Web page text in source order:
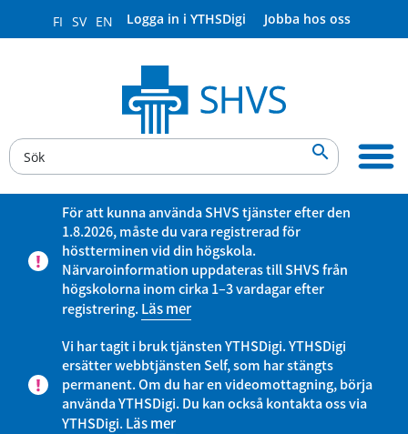
FI SV EN Logga in i YTHSDigi Jobba hos oss

För att kunna använda SHVS tjänster efter den
1.8.2026, måste du vara registrerad för
höstterminen vid din högskola.
Närvaroinformation uppdateras till SHVS från
högskolorna inom cirka 1–3 vardagar efter
registrering.Läs mer
Vi har tagit i bruk tjänsten YTHSDigi. YTHSDigi
ersätter webbtjänsten Self, som har stängts
permanent. Om du har en videomottagning, börja
använda YTHSDigi. Du kan också kontakta oss via
YTHSDigi.Läs mer